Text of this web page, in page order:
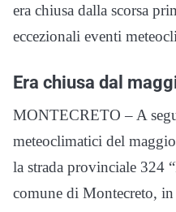
era chiusa dalla scorsa
eccezionali eventi
Era chiusa dal
MONTECRETO – A
meteoclimatici del
la strada provinciale 324
comune di Montecreto,